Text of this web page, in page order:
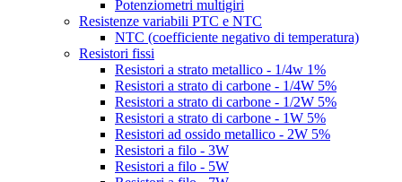
Potenziometri multigiri
Resistenze variabili PTC e NTC
NTC (coefficiente negativo di temperatura)
Resistori fissi
Resistori a strato metallico - 1/4w 1%
Resistori a strato di carbone - 1/4W 5%
Resistori a strato di carbone - 1/2W 5%
Resistori a strato di carbone - 1W 5%
Resistori ad ossido metallico - 2W 5%
Resistori a filo - 3W
Resistori a filo - 5W